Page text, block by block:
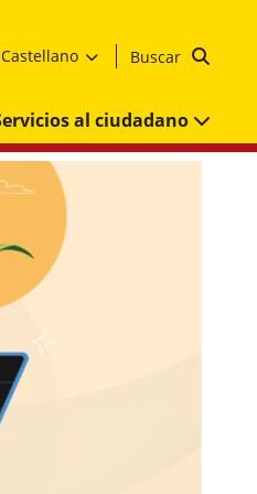
Castellano Buscar
Servicios al ciudadano